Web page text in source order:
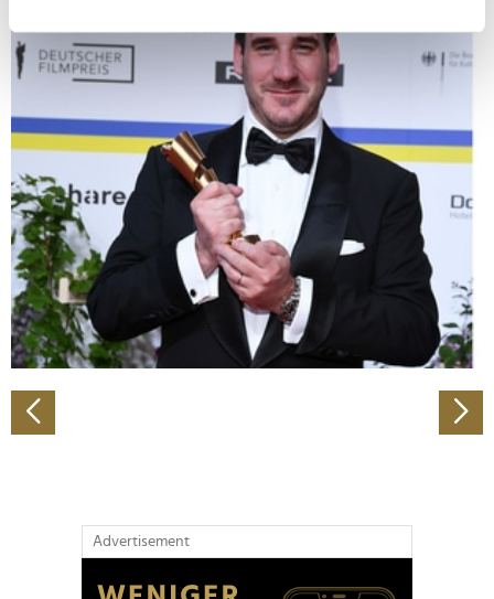
bestimmten Merkmalen (Fingerprinting) identifizieren
Erfahren Sie mehr darüber, wie Ihre persönlichen Daten
verarbeitet werden, und legen Sie Ihre Präferenzen im
Abschnitt Einzelheitenfest.
Wir verwenden Cookies, um Inhalte und Anzeigen zu
personalisieren, Funktionen für soziale Medien anbieten
zu können und die Zugriffe auf unsere Website zu
analysieren. Außerdem geben wir Informationen zu Ihrer
Verwendung unserer Website an unsere Partner für
soziale Medien, Werbung und Analysen weiter. Unsere
Partner führen diese Informationen möglicherweise mit
haben oder die sie im Rahmen Ihrer Nutzung der Dienste
gesammelt haben.
Advertisement